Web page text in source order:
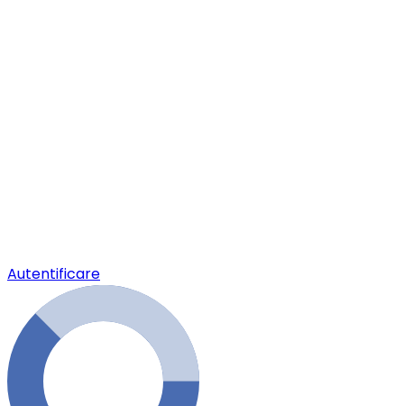
Autentificare